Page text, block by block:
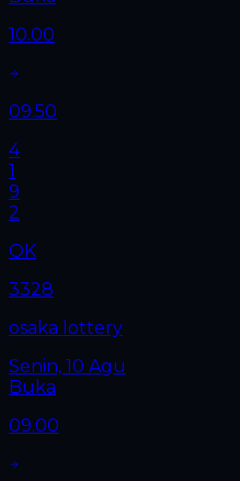
10.00
09.50
4
1
9
2
OK
3328
osaka lottery
Senin, 10 Agu
Buka
09.00